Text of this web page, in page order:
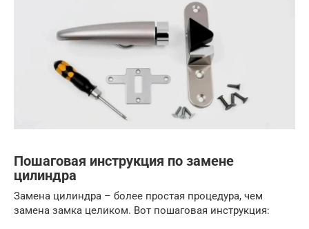
Пошаговая инструкция по замене
цилиндра
Замена цилиндра – более простая процедура, чем
замена замка целиком. Вот пошаговая инструкция: